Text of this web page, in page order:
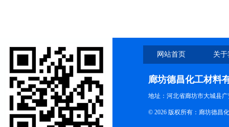
网站首页 关
廊坊德昌化工材料
地址：河北省廊坊市大城县
© 2026 版权所有：廊坊德昌